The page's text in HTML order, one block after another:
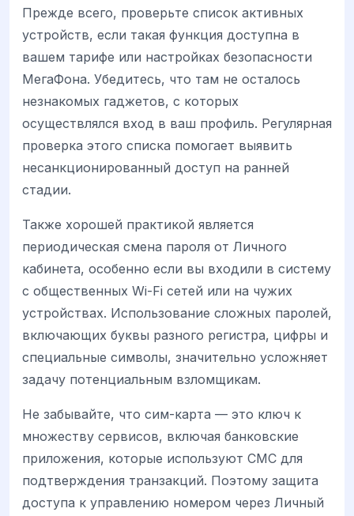
Прежде всего, проверьте список активных
устройств, если такая функция доступна в
вашем тарифе или настройках безопасности
МегаФона. Убедитесь, что там не осталось
незнакомых гаджетов, с которых
осуществлялся вход в ваш профиль. Регулярная
проверка этого списка помогает выявить
несанкционированный доступ на ранней
стадии.
Также хорошей практикой является
периодическая смена пароля от Личного
кабинета, особенно если вы входили в систему
с общественных Wi-Fi сетей или на чужих
устройствах. Использование сложных паролей,
включающих буквы разного регистра, цифры и
специальные символы, значительно усложняет
задачу потенциальным взломщикам.
Не забывайте, что сим-карта — это ключ к
множеству сервисов, включая банковские
приложения, которые используют СМС для
подтверждения транзакций. Поэтому защита
доступа к управлению номером через Личный